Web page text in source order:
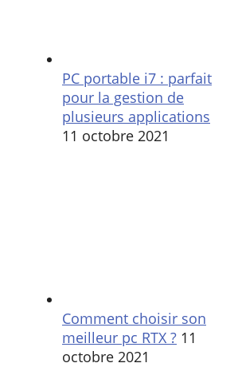
PC portable i7 : parfait
pour la gestion de
plusieurs applications
11 octobre 2021
Comment choisir son
meilleur pc RTX ? 11
octobre 2021